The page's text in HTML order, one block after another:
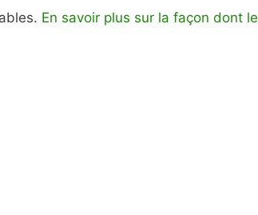
En savoir plus sur la façon dont